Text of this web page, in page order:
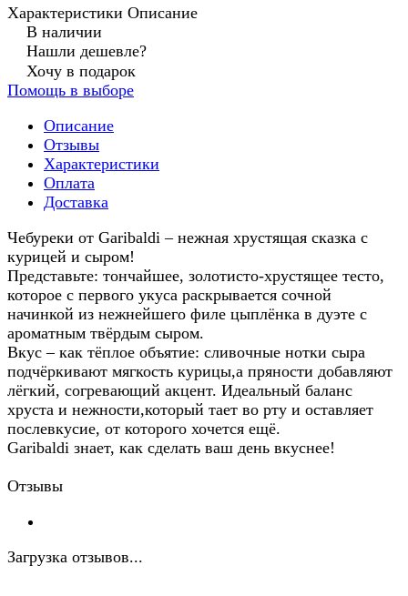
Характеристики Описание
В наличии
Нашли дешевле?
Хочу в подарок
Помощь в выборе
Описание
Отзывы
Характеристики
Оплата
Доставка
Чебуреки от Garibaldi – нежная хрустящая сказка с
курицей и сыром!
Представьте: тончайшее, золотисто-хрустящее тесто,
которое с первого укуса раскрывается сочной
начинкой из нежнейшего филе цыплёнка в дуэте с
ароматным твёрдым сыром.
Вкус – как тёплое объятие: сливочные нотки сыра
подчёркивают мягкость курицы,а пряности добавляют
лёгкий, согревающий акцент. Идеальный баланс
хруста и нежности,который тает во рту и оставляет
послевкусие, от которого хочется ещё.
Garibaldi знает, как сделать ваш день вкуснее!
Отзывы
Загрузка отзывов...